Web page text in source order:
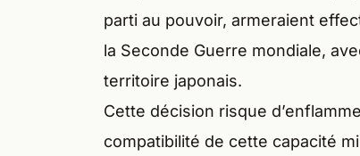
parti au pouvoir, armeraient
la Seconde Guerre mondiale,
territoire japonais.
Cette décision risque
compatibilité de cette capacité